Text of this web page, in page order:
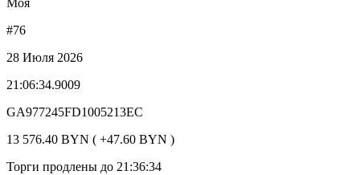
Моя
#76
28 Июля 2026
21:06:34.9009
GA977245FD1005213EC
13 576.40 BYN ( +47.60 BYN )
Торги продлены до 21:36:34